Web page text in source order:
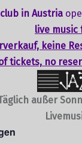
in Austria
live music
keine
tickets, no
außer